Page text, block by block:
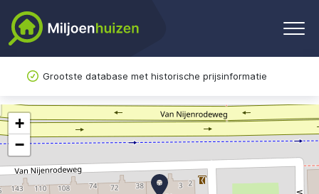
Grootste database met historische prijsinformatie
+
−